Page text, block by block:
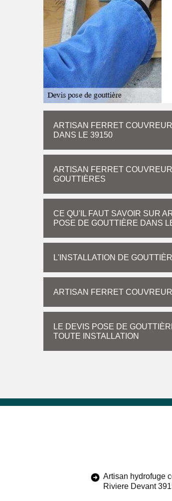
ARTISAN FERRET
DANS LE 39150
ARTISAN FERRET
GOUTTIÈRES
CE QU'IL FAUT SAVOIR SUR
POSE DE GOUTTIÈRE DANS
L'INSTALLATION DE
ARTISAN FERRET
LE DEVIS POSE DE
TOUTE INSTALLATION
Artisan hydrofuge
Riviere Devant